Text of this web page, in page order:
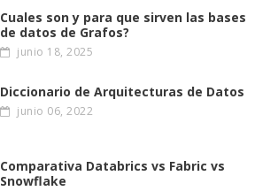
Cuales son y para que sirven las bases
de datos de Grafos?
junio 18, 2025
Diccionario de Arquitecturas de Datos
junio 06, 2022
Comparativa Databrics vs Fabric vs
Snowflake